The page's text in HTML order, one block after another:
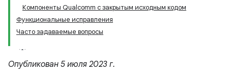
Компоненты Qualcomm с закрытым исходным кодом
Функциональные исправления
Часто задаваемые вопросы
Опубликован 5 июля 2023 г.